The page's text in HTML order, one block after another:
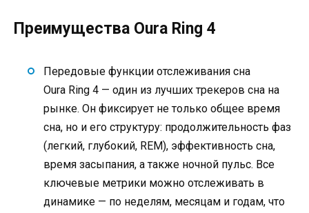
Преимущества Oura Ring 4
Передовые функции отслеживания сна
Oura Ring 4 — один из лучших трекеров сна на
рынке. Он фиксирует не только общее время
сна, но и его структуру: продолжительность фаз
(легкий, глубокий, REM), эффективность сна,
время засыпания, а также ночной пульс. Все
ключевые метрики можно отслеживать в
динамике — по неделям, месяцам и годам, что